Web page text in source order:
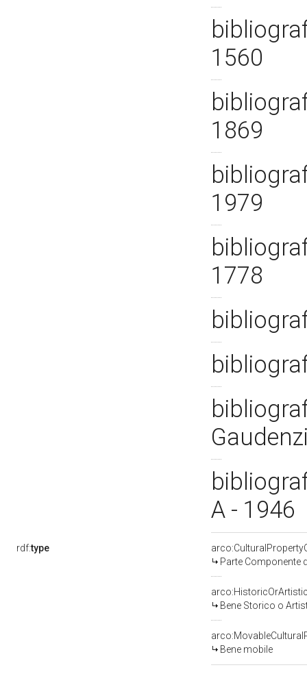
1560
1869
1979
1778
A - 1946
rdf:type
Parte Componente
Bene Storico o
Bene mobile